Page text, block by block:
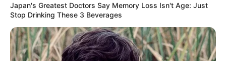
Japan's Greatest Doctors Say Memory Loss Isn't Age: Just
Stop Drinking These 3 Beverages